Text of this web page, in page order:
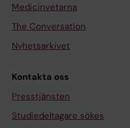
Medicinvetarna
The Conversation
Nyhetsarkivet
Kontakta oss
Presstjänsten
Studiedeltagare sökes